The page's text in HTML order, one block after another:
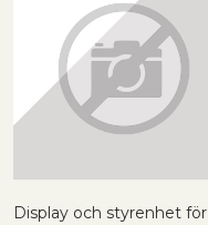
Display och styrenhet för